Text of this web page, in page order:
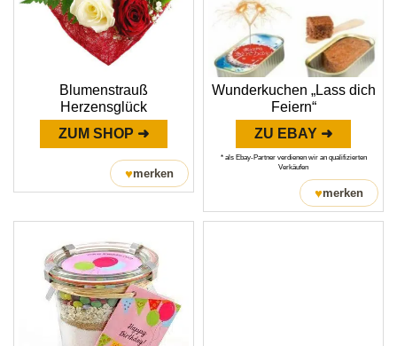
Blumenstrauß
Herzensglück
ZUM SHOP ➜
♥merken
Wunderkuchen „Lass dich
Feiern“
ZU EBAY ➜
* als Ebay-Partner verdienen wir an qualifizierten
Verkäufen
♥merken